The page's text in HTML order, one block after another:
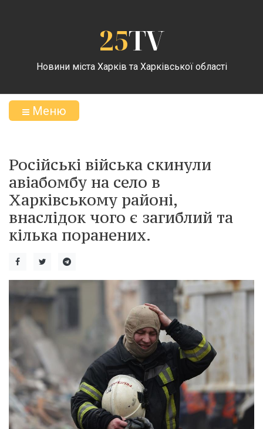
25TV
Новини міста Харків та Харківської області
Меню
Російські війська скинули
авіабомбу на село в
Харківському районі,
внаслідок чого є загиблий та
кілька поранених.